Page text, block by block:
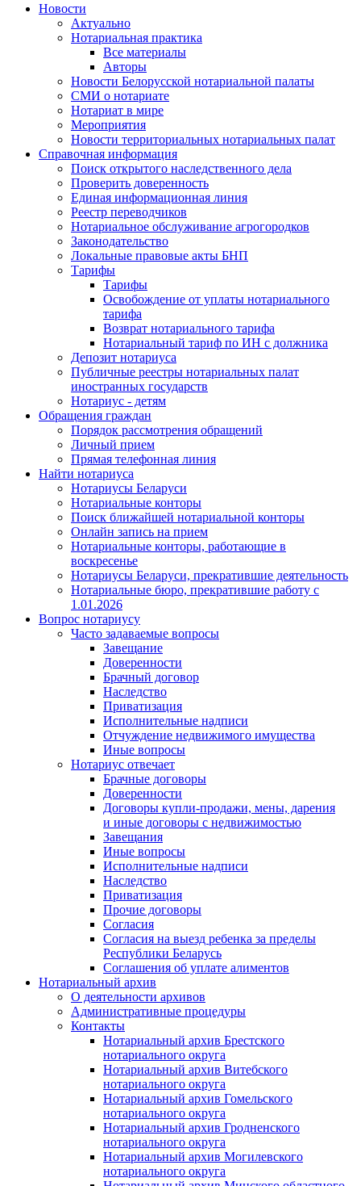
Новости
Актуально
Нотариальная практика
Все материалы
Авторы
Новости Белорусской нотариальной палаты
СМИ о нотариате
Нотариат в мире
Мероприятия
Новости территориальных нотариальных палат
Справочная информация
Поиск открытого наследственного дела
Проверить доверенность
Единая информационная линия
Реестр переводчиков
Нотариальное обслуживание агрогородков
Законодательство
Локальные правовые акты БНП
Тарифы
Тарифы
Освобождение от уплаты нотариального
тарифа
Возврат нотариального тарифа
Нотариальный тариф по ИН с должника
Депозит нотариуса
Публичные реестры нотариальных палат
иностранных государств
Нотариус - детям
Обращения граждан
Порядок рассмотрения обращений
Личный прием
Прямая телефонная линия
Найти нотариуса
Нотариусы Беларуси
Нотариальные конторы
Поиск ближайшей нотариальной конторы
Онлайн запись на прием
Нотариальные конторы, работающие в
воскресенье
Нотариусы Беларуси, прекратившие деятельность
Нотариальные бюро, прекратившие работу с
1.01.2026
Вопрос нотариусу
Часто задаваемые вопросы
Завещание
Доверенности
Брачный договор
Наследство
Приватизация
Исполнительные надписи
Отчуждение недвижимого имущества
Иные вопросы
Нотариус отвечает
Брачные договоры
Доверенности
Договоры купли-продажи, мены, дарения
и иные договоры с недвижимостью
Завещания
Иные вопросы
Исполнительные надписи
Наследство
Приватизация
Прочие договоры
Согласия
Согласия на выезд ребенка за пределы
Республики Беларусь
Соглашения об уплате алиментов
Нотариальный архив
О деятельности архивов
Административные процедуры
Контакты
Нотариальный архив Брестского
нотариального округа
Нотариальный архив Витебского
нотариального округа
Нотариальный архив Гомельского
нотариального округа
Нотариальный архив Гродненского
нотариального округа
Нотариальный архив Могилевского
нотариального округа